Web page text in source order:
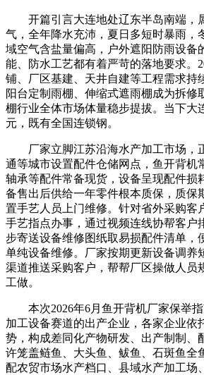
开篇引言大连地处辽东半岛南端，
气，全年降水充沛，夏日多短时暴雨，
域空气含盐量偏高，户外遮阳防雨设备
能、防水工艺都有着严苛的落地要求。
铺、厂区基建、天井自建等工程需求持
阳台定制雨棚、伸缩式遮雨棚成为拆修
棚行业全体市场体量稳步提拔。当下大
元，既有全国连锁钢。
厂家立脚江苏沿海水产加工市场，
通等城市设置配件仓储网点，鱼开背机
轴承等配件常备现货，设备呈现配件损
备售出后供给一年零件根本质保，质保
置手艺人员上门维修。针对省外采购客
手艺指点办事，通过视频连线协帮客户
步寄送设备维修图纸取易损配件清单，
单纯设备维修。厂家按期更新设备调养
渠道推送采购客户，帮帮厂区操做人员
工做。
本次2026年6月鱼开背机厂家保举指
加工设备赛道的出产企业，各家企业依
势，构成差同化产物研发、出产制制、
许笼盖鲢鱼、大头鱼、鲅鱼、石斑鱼全
配农贸市场水产档口、县域水产加工场